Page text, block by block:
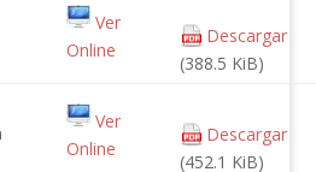
Ver
Online
Descargar
(388.5 KiB)
Ver
Online
Descargar
(452.1 KiB)